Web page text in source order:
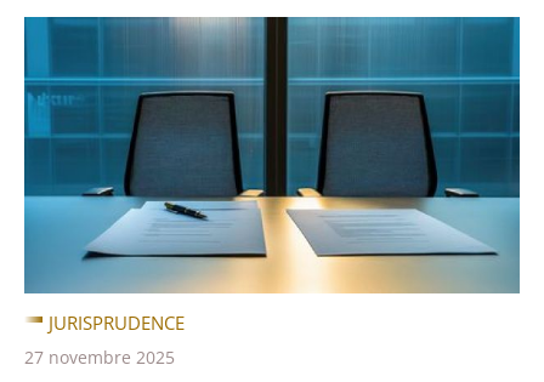
JURISPRUDENCE
27 novembre 2025